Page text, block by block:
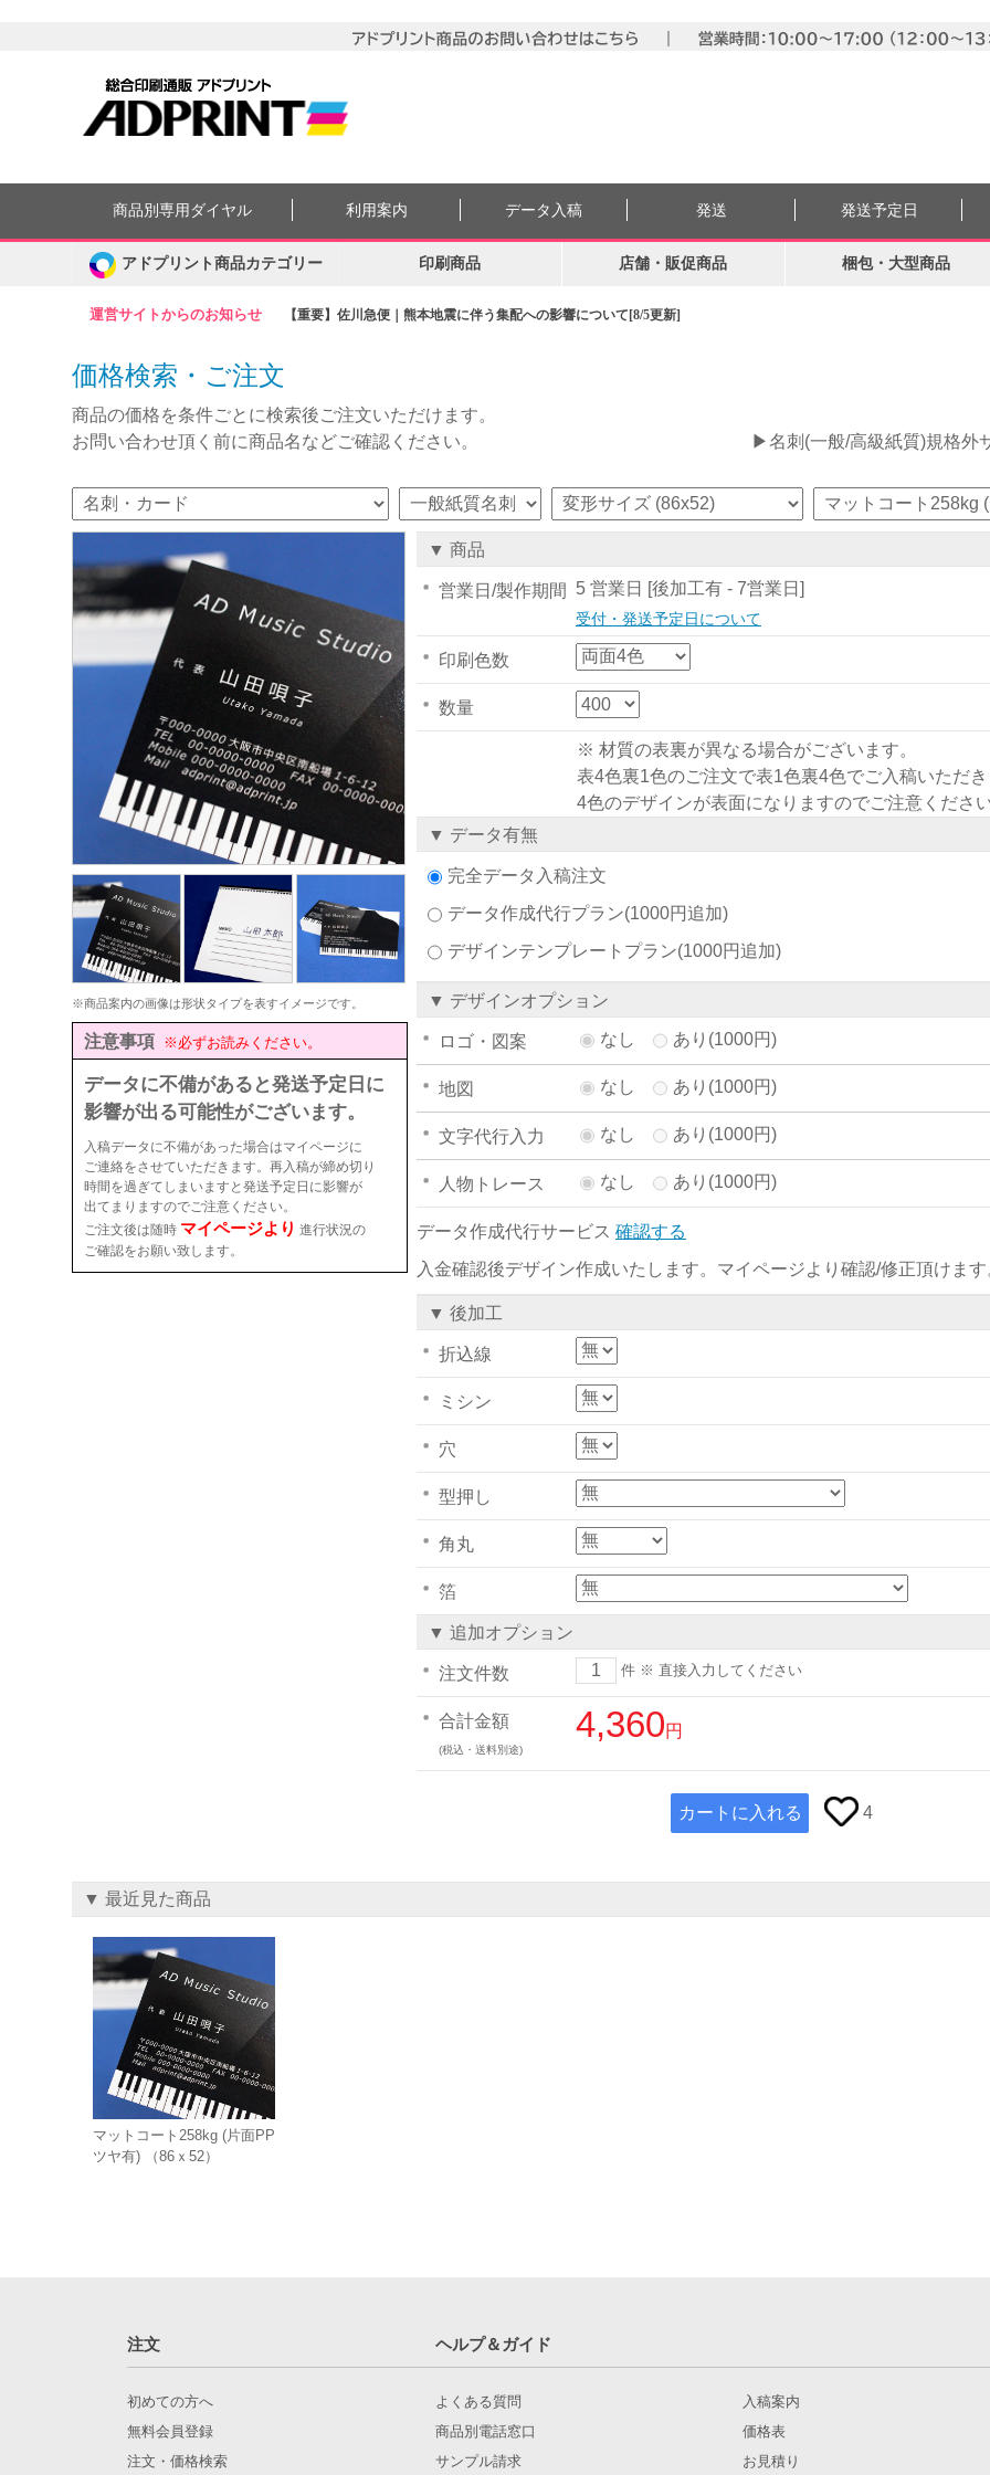
運営サイトからのお知らせ 【重要】佐川急便｜熊本地震に伴う集配への影響について[8/5更新]
商品別専用ダイヤル 利用案内 データ入稿 発送 発送予定日
アドプリント商品カテゴリー 印刷商品 店舗・販促商品 梱包・大型商品
価格検索・ご注文
商品の価格を条件ごとに検索後ご注文いただけます。
お問い合わせ頂く前に商品名などご確認ください。
▶名刺(一般/高級紙質)規格外
※商品案内の画像は形状タイプを表すイメージです。
注意事項 ※必ずお読みください。
データに不備があると発送予定日に
影響が出る可能性がございます。
入稿データに不備があった場合はマイページに
ご連絡をさせていただきます。再入稿が締め切り
時間を過ぎてしまいますと発送予定日に影響が
出てまりますのでご注意ください。
ご注文後は随時 マイページより 進行状況の
ご確認をお願い致します。
▼ 商品
営業日/製作期間 5 営業日 [後加工有 - 7営業日]
受付・発送予定日について
印刷色数
数量
※ 材質の表裏が異なる場合がございます。
表4色裏1色のご注文で表1色裏4色でご入稿いただ
4色のデザインが表面になりますのでご注意くださ
▼ データ有無
完全データ入稿注文
データ作成代行プラン(1000円追加)
デザインテンプレートプラン(1000円追加)
▼ デザインオプション
ロゴ・図案 なし あり(1000円)
地図 なし あり(1000円)
文字代行入力 なし あり(1000円)
人物トレース なし あり(1000円)
データ作成代行サービス 確認する
入金確認後デザイン作成いたします。マイページより確認/修正頂けます
▼ 後加工
折込線
ミシン
穴
型押し
角丸
箔
▼ 追加オプション
注文件数 件 ※ 直接入力してください
合計金額
(税込・送料別途)
4,360円
カートに入れる 4
▼ 最近見た商品
マットコート258kg (片面PP
ツヤ有) （86ｘ52）
注文 ヘルプ＆ガイド
初めての方へ
無料会員登録
注文・価格検索
よくある質問
商品別電話窓口
サンプル請求
入稿案内
価格表
お見積り